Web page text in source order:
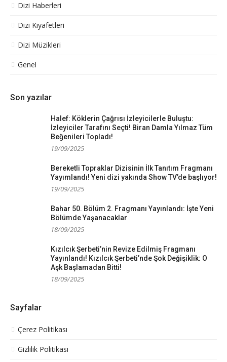
Dizi Haberleri
Dizi Kıyafetleri
Dizi Müzikleri
Genel
Son yazılar
Halef: Köklerin Çağrısı İzleyicilerle Buluştu:
İzleyiciler Tarafını Seçti! Biran Damla Yılmaz Tüm
Beğenileri Topladı!
19/09/2025
Bereketli Topraklar Dizisinin İlk Tanıtım Fragmanı
Yayımlandı! Yeni dizi yakında Show TV’de başlıyor!
19/09/2025
Bahar 50. Bölüm 2. Fragmanı Yayınlandı: İşte Yeni
Bölümde Yaşanacaklar
18/09/2025
Kızılcık Şerbeti’nin Revize Edilmiş Fragmanı
Yayınlandı! Kızılcık Şerbeti’nde Şok Değişiklik: O
Aşk Başlamadan Bitti!
18/09/2025
Sayfalar
Çerez Politikası
Gizlilik Politikası